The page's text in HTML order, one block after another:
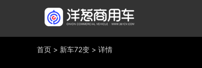
首页 > 新车72变 > 详情